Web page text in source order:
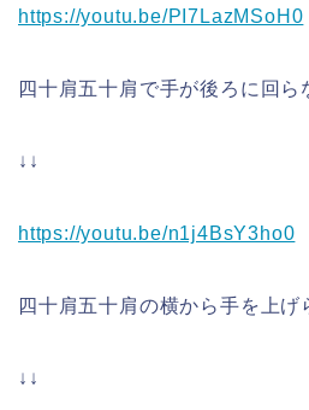
https://youtu.be/PI7LazMSoH0
四十肩五十肩で手が後ろに回ら
↓↓
https://youtu.be/n1j4BsY3ho0
四十肩五十肩の横から手を上げ
↓↓